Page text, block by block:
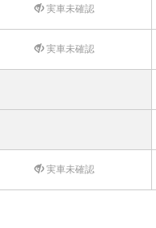
実車未確認
実車未確認
実車未確認